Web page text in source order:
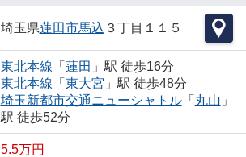
埼玉県蓮田市馬込 ３丁目１１５
東北本線 「 蓮田 」駅 徒歩16分
東北本線 「 東大宮 」駅 徒歩48分
埼玉新都市交通ニューシャトル「 丸山 」
駅 徒歩52分
5.5万円